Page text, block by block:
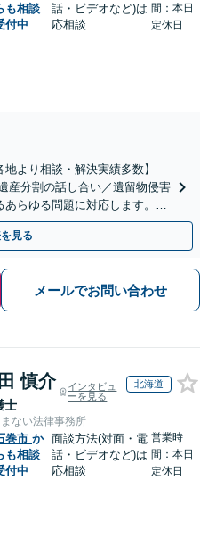
も相談
付中
話・ビデオなど)は
応相談
間：本日
定休日
より相談・解決実績多数】
産分割の話し合い／遺留物侵害
らゆる問題に対応します。ご
な解決を目指します
見る
メールでお問い合わせ
慎介
士
インタビュ
ーを見る
北海道
まない法律事務所
巻市 か
も相談
付中
面談方法(対面・電
話・ビデオなど)は
応相談
営業時
間：本日
定休日